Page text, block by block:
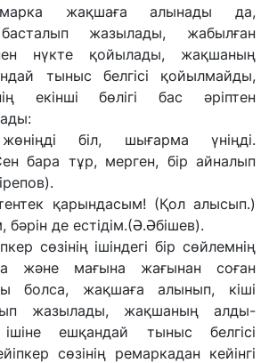
жақшағаалынады да,
басталып жазылады, жабылған
нүкте қойылады, жақшаның
тыныс белгісі қойылмайды,
екінші бөлігі бас әріптен
біл, шығарма үніңді.
бара тұр, мерген, бір айналып
қарындасым! (Қол алысып.)
де естідім.(Ә.Әбішев).
сөзінің ішіндегі бір сөйлемнің
және мағына жағынан соған
болса, жақшаға алынып, кіші
жазылады, жақшаның алды-
ешқандай тыныс белгісі
сөзінің ремаркадан кейінгі